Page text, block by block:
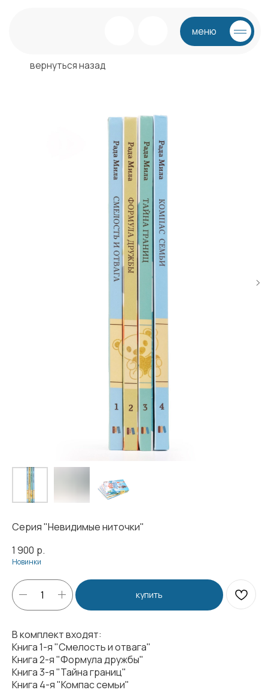
Серия "Невидимые ниточки"
1 900 р.
Новинки
купить
В комплект входят:
Книга 1-я "Смелость и отвага"
Книга 2-я "Формула дружбы"
Книга 3-я "Тайна границ"
Книга 4-я "Компас семьи"